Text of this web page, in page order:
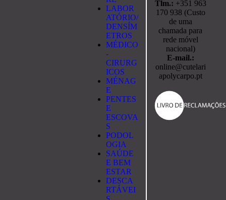
LABOR
ATÓRIO/
DENSÍM
ETROS
MÉDICO
-
CIRURG
ICOS
MÉNAG
E
PENTES
E
ESCOVA
S
PODOL
OGIA
SAÚDE
E BEM
ESTAR
DESCA
RTÁVEI
Tlm.: +351 963
170 938 (Custo
de uma
chamada para
rede móvel
nacional)
E-mail.:
online@cutelari
apolycarpo.pt